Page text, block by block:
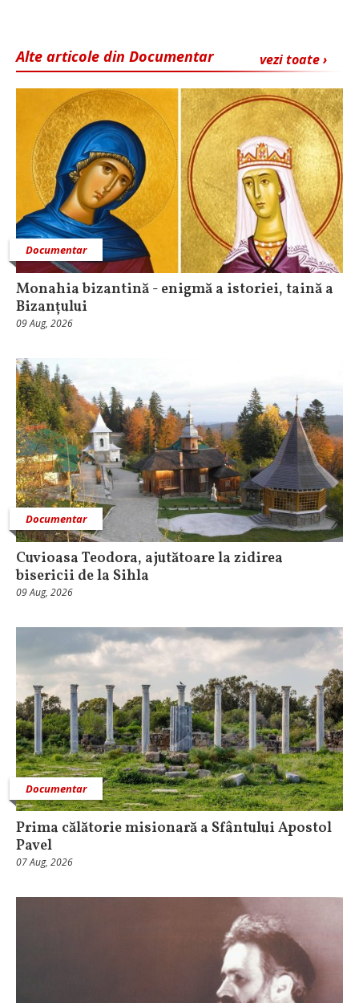
vezi toate ›
Alte articole din Documentar
Documentar
Monahia bizantină - enigmă a istoriei, taină a
Bizanțului
09 Aug, 2026
Documentar
Cuvioasa Teodora, ajutătoare la zidirea
bisericii de la Sihla
09 Aug, 2026
Documentar
Prima călătorie misionară a Sfântului Apostol
Pavel
07 Aug, 2026